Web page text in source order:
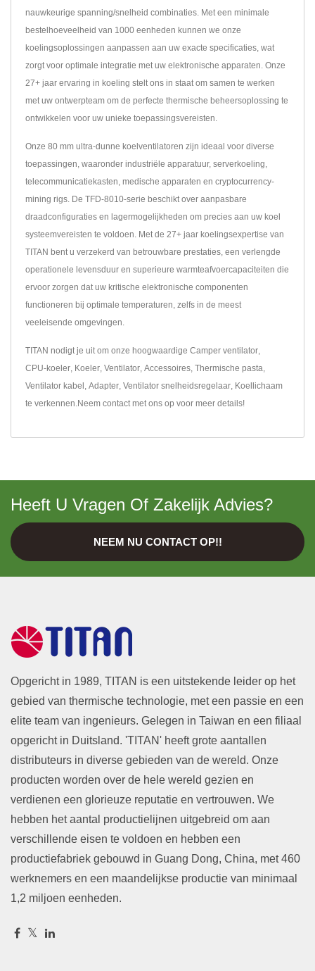
nauwkeurige spanning/snelheid combinaties. Met een minimale
bestelhoeveelheid van 1000 eenheden kunnen we onze
koelingsoplossingen aanpassen aan uw exacte specificaties, wat
zorgt voor optimale integratie met uw elektronische apparaten. Onze
27+ jaar ervaring in koeling stelt ons in staat om samen te werken
met uw ontwerpteam om de perfecte thermische beheersoplossing te
ontwikkelen voor uw unieke toepassingsvereisten.
Onze 80 mm ultra-dunne koelventilatoren zijn ideaal voor diverse
toepassingen, waaronder industriële apparatuur, serverkoeling,
telecommunicatiekasten, medische apparaten en cryptocurrency-
mining rigs. De TFD-8010-serie beschikt over aanpasbare
draadconfiguraties en lagermogelijkheden om precies aan uw koel
systeemvereisten te voldoen. Met de 27+ jaar koelingsexpertise van
TITAN bent u verzekerd van betrouwbare prestaties, een verlengde
operationele levensduur en superieure warmteafvoercapaciteiten die
ervoor zorgen dat uw kritische elektronische componenten
functioneren bij optimale temperaturen, zelfs in de meest
veeleisende omgevingen.
TITAN nodigt je uit om onze hoogwaardige Camper ventilator
CPU-koeler Koeler Ventilator Accessoires Thermische pasta
Ventilator kabel Adapter Ventilator snelheidsregelaar Koellichaam
te verkennen. Neem contact met ons op voor meer details!
Heeft U Vragen Of Zakelijk Advies?
NEEM NU CONTACT OP!!
Opgericht in 1989, TITAN is een uitstekende leider op het
gebied van thermische technologie, met een passie en een
elite team van ingenieurs. Gelegen in Taiwan en een filiaal
opgericht in Duitsland. 'TITAN' heeft grote aantallen
distributeurs in diverse gebieden van de wereld. Onze
producten worden over de hele wereld gezien en
verdienen een glorieuze reputatie en vertrouwen. We
hebben het aantal productielijnen uitgebreid om aan
verschillende eisen te voldoen en hebben een
productiefabriek gebouwd in Guang Dong, China, met 460
werknemers en een maandelijkse productie van minimaal
1,2 miljoen eenheden.